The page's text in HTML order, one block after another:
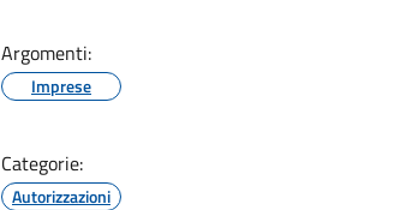
Argomenti:
Imprese
Categorie:
Autorizzazioni